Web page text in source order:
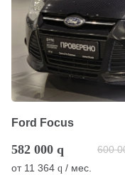
Ford Focus
582 000 q 600
от 11 364 q / мес.